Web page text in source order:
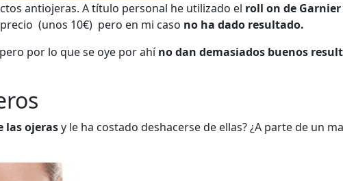
antiojeras. A título personal he utilizado el roll on de Garnier
(unos 10€) pero en mi caso no ha dado resultado.
por lo que se oye por ahíno dan demasiados buenos
las ojerasy le ha costado deshacerse de ellas? ¿A parte de un